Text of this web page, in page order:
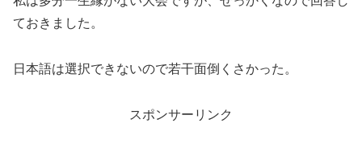
ておきました。
日本語は選択できないので若干面倒くさかった。
スポンサーリンク